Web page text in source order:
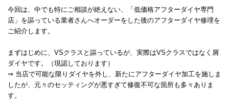
今回は、中でも特にご相談が絶えない、「低価格アフターダイヤ専門
店」を謳っている業者さんへオーダーをした後のアフターダイヤ修理を
ご紹介します。
まずはじめに、VSクラスと謳っているが、実際はVSクラスではなく屑
ダイヤです。（現認しております）
⇒ 当店で可能な限りダイヤを外し、新たにアフターダイヤ加工を施しま
したが、元々のセッティングが悪すぎて修復不可な箇所も多々ありま
す。